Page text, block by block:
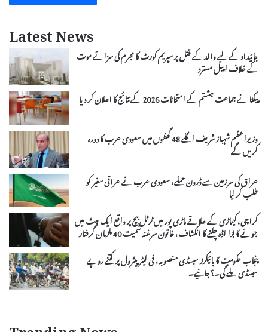
Latest News
جائیداد کے لیے والد کے قتل پر سپریم کورٹ کا مجرم کی سزائے موت
کے خلاف اپیل مسترد
پیکٹا نے جماعت ہشتم کے امتحانات 2026 کے نتائج کا اعلان کر دیا
وزیراعظم شہباز شریف اگلے 48 گھنٹوں میں سعودی عرب کا دورہ
کریں گے
عراق کی سرزمین سے ڈرون حملے، سعودی عرب نے عراقی سفیر کو
طلب کر لیا
کراچی، کیماڑی کے علاقے ماڑی پور میں ٹرٹل بیچ پر واقع ایک ہٹ میں
جوئے کا بڑا اڈہ چلنے کا انکشاف، خاتون سرغنہ سمیت 40 ملزمان گرفتار
پنجاب حکومت کا بائیکرز سبسڈی منصوبہ، فی لیٹر پیٹرول پر کتنے روپے
سبسڈی ملے گی۔؟ جانیے۔